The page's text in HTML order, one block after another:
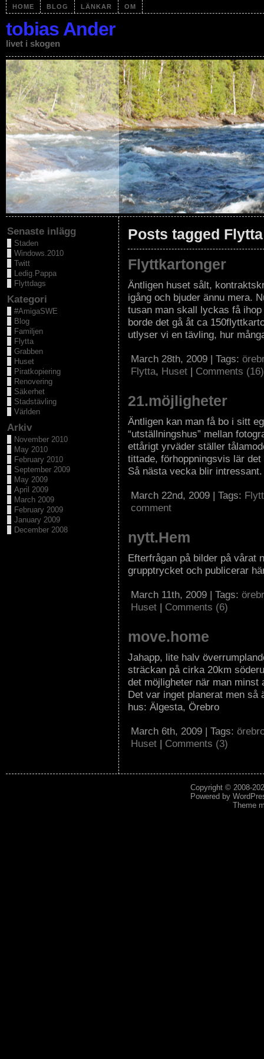
HOME BLOG LÄNKAR OM
tobias Ander
livet i skogen
Posts tagged Flytta
Flyttkartonger
Äntligen huset sålt,
igång och bjuder ännu mera.
tusan man skall lyckas få
borde det gå åt ca
utlyser vi en tävling, hur
March 28th, 2009 | Tags:
Flytta, Huset | Comments (16)
21.möjligheter
Äntligen kan man få bo i sitt
“utställningshus” mellan
ettårigt yrväder ställer
tittade, förhoppningsvis lär
Så nästa vecka blir
March 22nd, 2009 | Tags:
comment
nytt.Hem
Efterfrågan på bilder på vårat
grupptrycket och publicerar
March 11th, 2009 | Tags:
Huset | Comments (6)
move.home
Jahapp, lite halv
sträckan på cirka 20km
det möjligheter när man
Det var inget planerat men så
hus: Älgesta, Örebro
March 6th, 2009 | Tags:
Huset | Comments (3)
Senaste inlägg
Staden
Windows.2010
Twitt
Ledig.Pappa
Flyttdags
Kategori
#AmigaSWE
Blog
Familjen
Flytta
Grabben
Huset
Piratkopiering
Renovering
Säkerhet
Stadstävling
Världen
Arkiv
November 2010
May 2010
February 2010
September 2009
May 2009
April 2009
March 2009
February 2009
January 2009
December 2008
Copyright © 2008-
Powered by
Theme